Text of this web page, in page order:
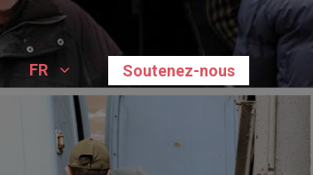
FR Soutenez-nous